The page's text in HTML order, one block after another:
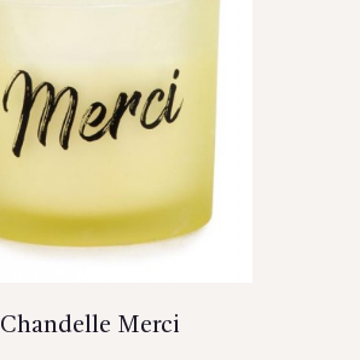
Chandelle Merci